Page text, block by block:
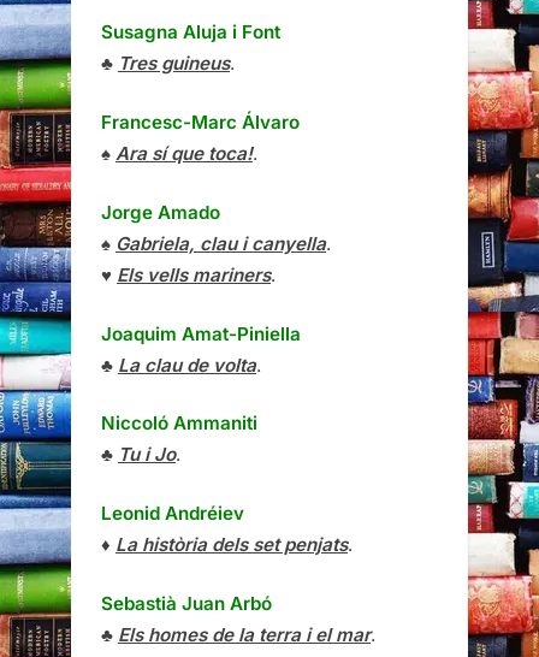
Susagna Aluja i Font
♣ Tres guineus.
Francesc-Marc Álvaro
♠ Ara sí que toca!.
Jorge Amado
♠ Gabriela, clau i canyella.
♥ Els vells mariners.
Joaquim Amat-Piniella
♣ La clau de volta.
Niccoló Ammaniti
♣ Tu i Jo.
Leonid Andréiev
♦ La història dels set penjats.
Sebastià Juan Arbó
♣ Els homes de la terra i el mar.